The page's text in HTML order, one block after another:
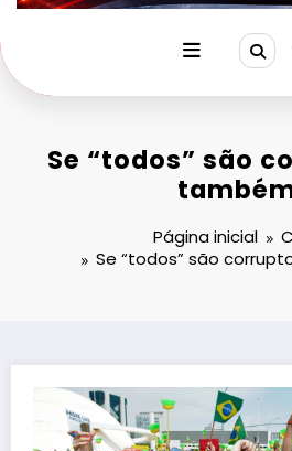
Se “todos” são
Página inicial
Se “todos” são